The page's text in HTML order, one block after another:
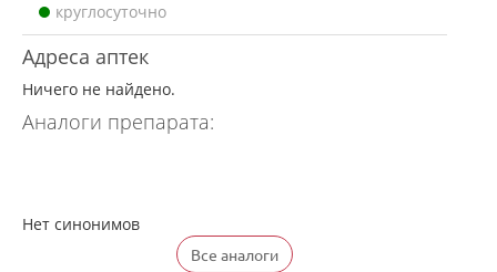
круглосуточно
Адреса аптек
Ничего не найдено.
Аналоги препарата:
Нет синонимов
Все аналоги